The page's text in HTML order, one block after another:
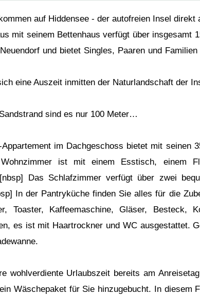
auf Hiddensee - der autofreien Insel direkt
mit seinem Bettenhaus verfügt über insgesamt
und bietet Singles, Paaren und
eine Auszeit inmitten der Naturlandschaft der
sind es nur 100 Meter…
im Dachgeschoss bietet mit seinen
ist mit einem Esstisch, einem
Das Schlafzimmer verfügt über zwei
In der Pantryküche finden Sie alles für die
Toaster, Kaffeemaschine, Gläser, Besteck,
es ist mit Haartrockner und WC ausgestattet.
wohlverdiente Urlaubszeit bereits am
Wäschepaket für Sie hinzugebucht. In